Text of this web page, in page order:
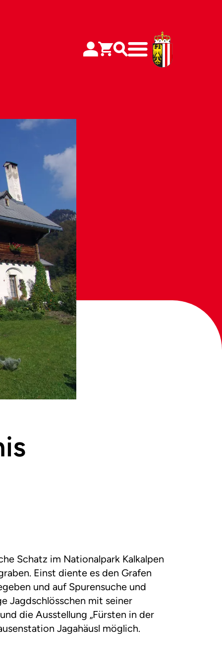
Schatz im Nationalpark Kalkalpen
Einst diente es den Grafen
und auf Spurensuche und
Jagdschlösschen mit seiner
die Ausstellung „Fürsten in der
Jagahäusl möglich.